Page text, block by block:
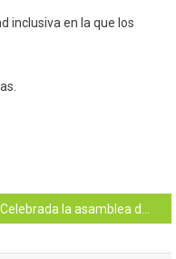
inclusiva en la que los